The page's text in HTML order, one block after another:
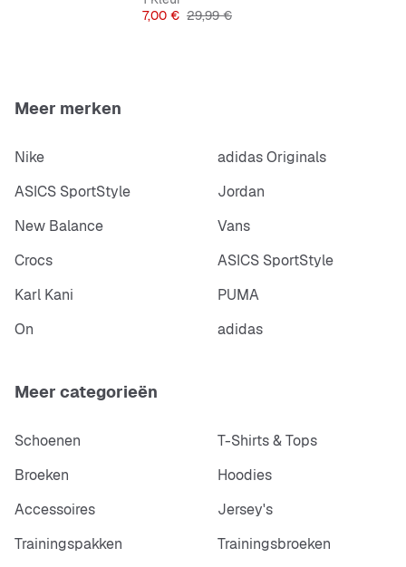
Prijs
7,00 € Originele Prijs
29,99 €
Meer merken
Nike
adidas Originals
ASICS SportStyle
Jordan
New Balance
Vans
Crocs
ASICS SportStyle
Karl Kani
PUMA
On
adidas
Meer categorieën
Schoenen
T-Shirts & Tops
Broeken
Hoodies
Accessoires
Jersey's
Trainingspakken
Trainingsbroeken